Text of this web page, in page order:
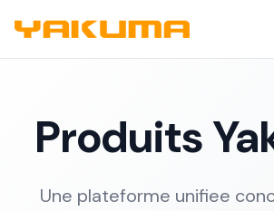
Produits
Une plateforme unifiee